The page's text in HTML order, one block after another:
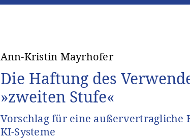
Ann-Kristin Mayrhofer
Die Haftung des
»zweiten Stufe«
Vorschlag für eine
KI-Systeme